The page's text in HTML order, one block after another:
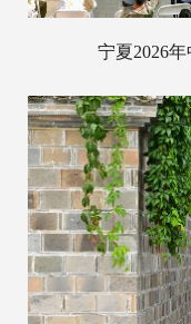
宁夏2026